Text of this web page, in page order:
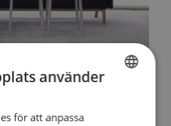
använder
för att anpassa